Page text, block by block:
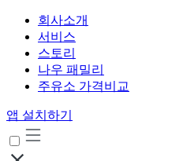
회사소개
서비스
스토리
나우 패밀리
주유소 가격비교
앱 설치하기